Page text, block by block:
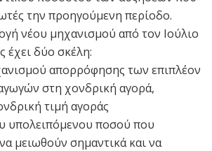
την προηγούμενη περίοδο.
νέου μηχανισμού από τον Ιούλιο
έχει δύο σκέλη:
απορρόφησης των επιπλέον
στη χονδρική αγορά,
τιμή αγοράς
υπολειπόμενου ποσού που
μειωθούν σημαντικά και να